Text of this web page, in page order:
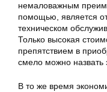
немаловажным
помощью, является
техническом
Только высокая
препятствием в
смело можно назвать
В то же время